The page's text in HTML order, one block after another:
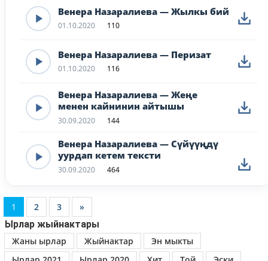
Венера Назаралиева — Жылкы бий
01.10.2020 110
Венера Назаралиева — Перизат
01.10.2020 116
Венера Назаралиева — Жеңе
менен кайнинин айтышы
30.09.2020 144
Венера Назаралиева — Сүйүүңдү
уурдап кетем тексти
30.09.2020 464
1 2 3
»
Ырлар жыйнактары
Жаны ырлар
Жыйнактар
Эн мыкты